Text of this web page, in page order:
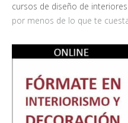
cursos de diseño de interiores
por menos de lo que te